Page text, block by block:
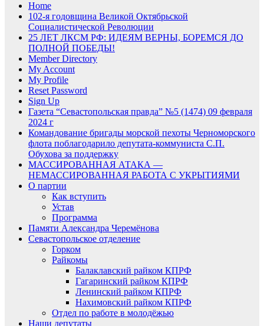
Home
102-я годовщина Великой Октябрьской
Социалистической Революции
25 ЛЕТ ЛКСМ РФ: ИДЕЯМ ВЕРНЫ, БОРЕМСЯ ДО
ПОЛНОЙ ПОБЕДЫ!
Member Directory
My Account
My Profile
Reset Password
Sign Up
Газета “Севастопольская правда” №5 (1474) 09 февраля
2024 г
Командование бригады морской пехоты Черноморского
флота поблагодарило депутата-коммуниста С.П.
Обухова за поддержку
МАССИРОВАННАЯ АТАКА —
НЕМАССИРОВАННАЯ РАБОТА С УКРЫТИЯМИ
О партии
Как вступить
Устав
Программа
Памяти Александра Черемёнова
Севастопольское отделение
Горком
Райкомы
Балаклавский райком КПРФ
Гагаринский райком КПРФ
Ленинский райком КПРФ
Нахимовский райком КПРФ
Отдел по работе в молодёжью
Наши депутаты